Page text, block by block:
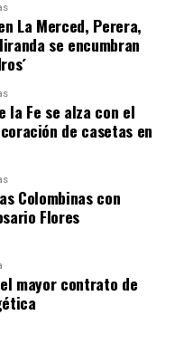
COLOMBINAS
La Merced, Perera,
se encumbran
la Fe se alza con el
de casetas en
Colombinas con
Flores
mayor contrato de